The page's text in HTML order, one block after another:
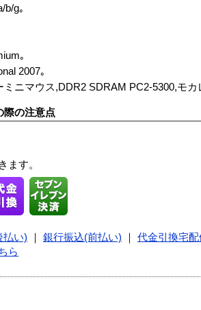
b/g｡
｡
2007｡
ニマウス,DDR2 SDRAM PC2-5300,モカ
際の注意点
ます。
払い) 銀行振込(前払い) 代金引換宅配
ら